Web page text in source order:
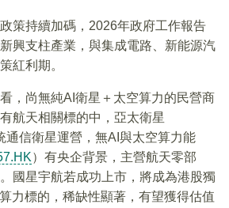
策持續加碼，2026年政府工作報告
興支柱產業，與集成電路、新能源汽
紅利期。
，尚無純AI衛星＋太空算力的民營商
航天相關標的中，亞太衛星
通信衛星運營，無AI與太空算力能
）有央企背景，主營航天零部
國星宇航若成功上市，將成為港股獨
力標的，稀缺性顯著，有望獲得估值